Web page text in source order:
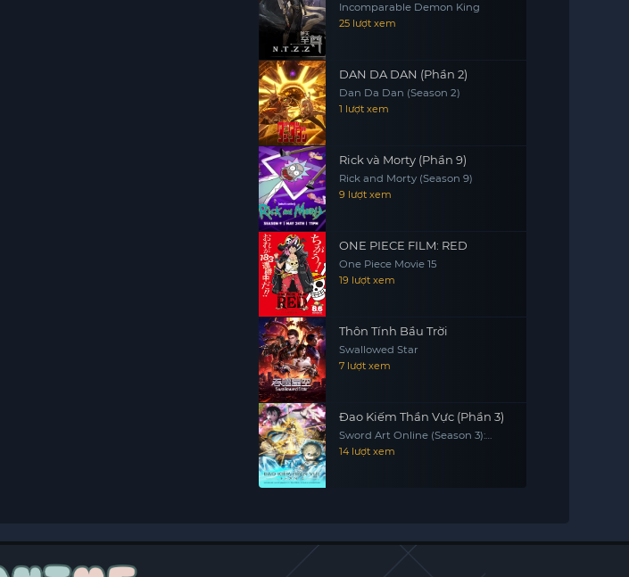
Incomparable Demon King
25 lượt xem
DAN DA DAN (Phần 2)
Dan Da Dan (Season 2)
1 lượt xem
Rick và Morty (Phần 9)
Rick and Morty (Season 9)
9 lượt xem
ONE PIECE FILM: RED
One Piece Movie 15
19 lượt xem
Thôn Tính Bầu Trời
Swallowed Star
7 lượt xem
Đao Kiếm Thần Vực (Phần 3)
Sword Art Online (Season 3):
Alicization & War Of Underworld
14 lượt xem